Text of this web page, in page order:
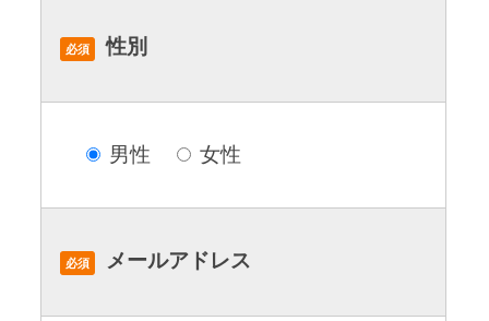
必須 性別
男性 女性
必須 メールアドレス